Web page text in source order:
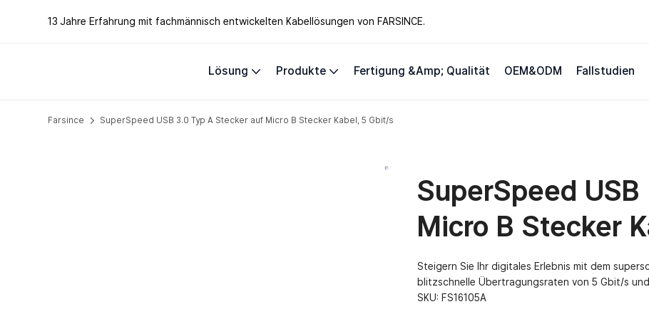
13 Jahre Erfahrung mit fachmännisch entwickelten Kabellösungen von FARSINCE.
Lösung Produkte Fertigung &amp; Qualität OEM&ODM Fallstudien
Farsince SuperSpeed ​​USB 3.0 Typ A Stecker auf Micro B Stecker Kabel, 5 Gbit/s
SuperSpeed
Micro B Stecker
Steigern Sie Ihr digitales Erlebnis mit dem
blitzschnelle Übertragungsraten von 5 Gbit/s
SKU: FS16105A